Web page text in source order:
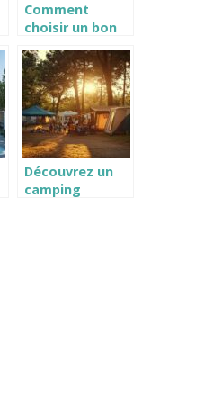
Comment
choisir un bon
plusieurs nuits
pour un sejour
inoubliable
Découvrez un
camping